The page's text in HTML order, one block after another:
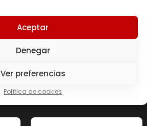
Aceptar
Denegar
Ver preferencias
Política de cookies
Ultra Pure Whey – Black
Line
33.50
Seleccionar